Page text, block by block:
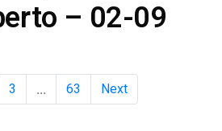
– 02-09
3 ... 63 Next